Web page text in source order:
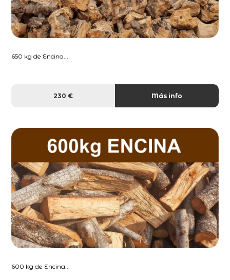
650 kg de Encina...
230 € Más info
600 kg de Encina...